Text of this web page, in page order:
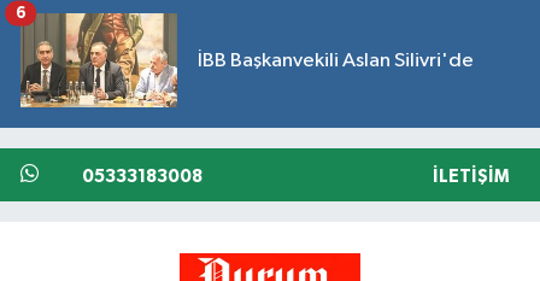
İBB Başkanvekili Aslan Silivri'de
6
05333183008 İLETIŞIM